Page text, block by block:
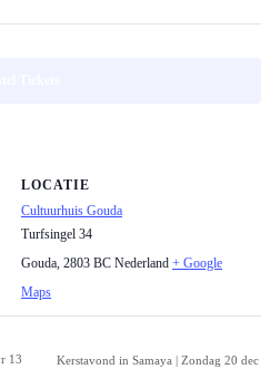
LOCATIE
Cultuurhuis Gouda
Turfsingel 34
Gouda 2803 BC Nederland + Google
Maps
13
Kerstavond in Samaya | Zondag 20 dec